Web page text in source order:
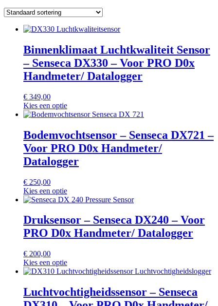
Binnenklimaat Luchtkwaliteit Sensor
– Senseca DX330 – Voor PRO D0x
Handmeter/ Datalogger
€ 349,00
Kies een optie
Bodemvochtsensor – Senseca DX721 –
Voor PRO D0x Handmeter/
Datalogger
€ 250,00
Kies een optie
Druksensor – Senseca DX240 – Voor
PRO D0x Handmeter/ Datalogger
€ 200,00
Kies een optie
Luchtvochtigheidssensor – Senseca